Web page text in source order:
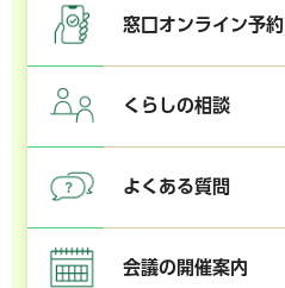
窓口オンライン予約
くらしの相談
よくある質問
会議の開催案内